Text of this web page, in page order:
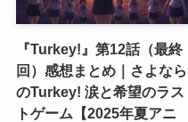
『Turkey!』第12話（最終
回）感想まとめ｜さよなら
のTurkey! 涙と希望のラス
トゲーム【2025年夏アニ